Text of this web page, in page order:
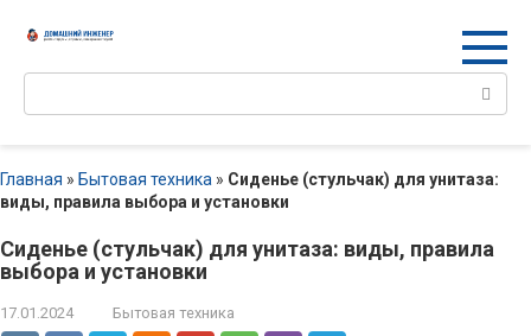
Поиск:
Главная » Бытовая техника » Сиденье (стульчак) для унитаза:
виды, правила выбора и установки
Сиденье (стульчак) для унитаза: виды, правила
выбора и установки
17.01.2024 Бытовая техника